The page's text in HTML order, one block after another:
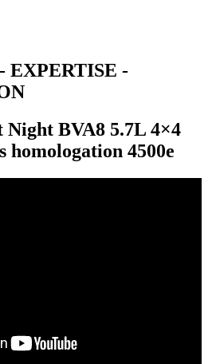
EXPERTISE -
Night BVA8 5.7L 4×4
homologation 4500e